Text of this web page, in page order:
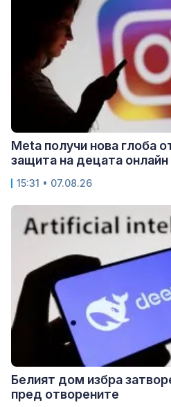
Meta получи нова глоба
защита на децата онлайн
15:31 • 07.08.26
Белият дом избра
пред отворените